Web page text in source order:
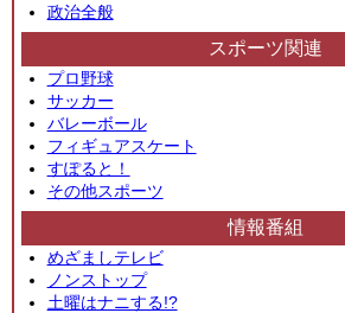
政治全般
スポーツ関連
プロ野球
サッカー
バレーボール
フィギュアスケート
すぽると！
その他スポーツ
情報番組
めざましテレビ
ノンストップ
土曜はナニする!?